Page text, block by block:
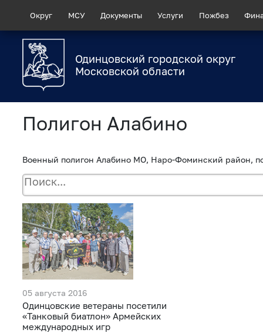
Округ МСУ Документы Услуги Пожбез
Одинцовский городской округ
Московской области
Полигон Алабино
Военный полигон Алабино МО, Наро-Фоминский район,
05 августа 2016
Одинцовские ветераны посетили
«Танковый биатлон» Армейских
международных игр